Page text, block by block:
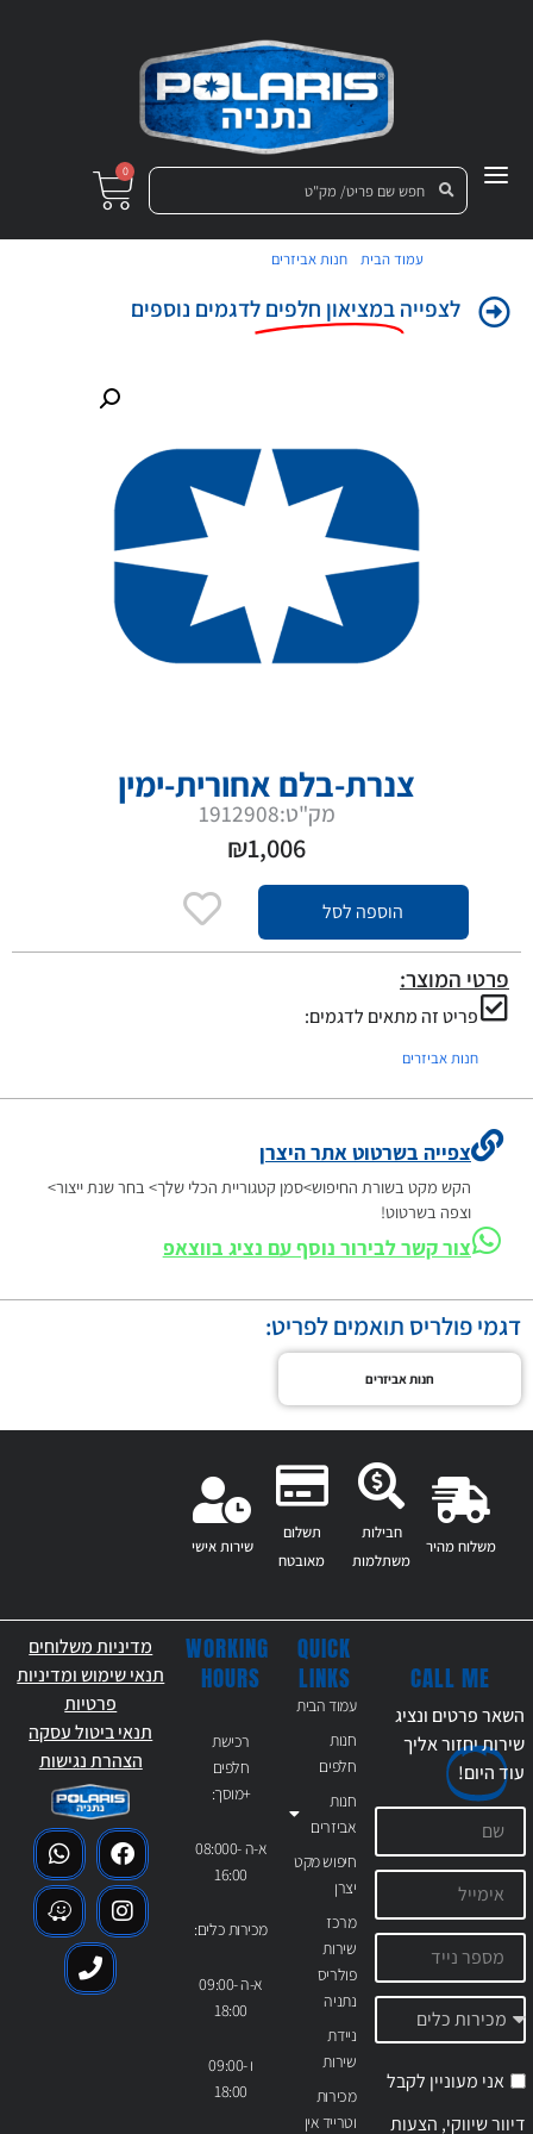
0
עמוד הבית /חנות אביזרים
לצפייהבמציאון חלפים לדגמים נוספים
צנרת-בלם אחורית-ימין
מק"ט:1912908
₪1,006
הוספה לסל
פרטי המוצר:
פריט זה מתאים לדגמים:
חנות אביזרים
צפייה בשרטוט אתר היצרן
הקש מקט בשורת החיפוש>סמן קטגוריית הכלי שלך> בחר שנת ייצור>
וצפה בשרטוט!
צור קשר לבירור נוסף עם נציג בווצאפ
דגמי פולריס תואמים לפריט:
חנות אביזרים
משלוח מהיר
חבילות
משתלמות
תשלום
מאובטח
שירות אישי
QUICK
LINKS
עמוד הבית
חנות
חלפים
חנות
אביזרים
חיפוש מקט
יצרן
מרכז
שירות
פולריס
נתניה
ניידת
שירות
מכירות
וטרייד אין
WORKING
HOURS
רכישת
חלפים
+מוסך:
א-ה 08:000-
16:00
מכירות כלים:
א-ה 09:00-
18:00
ו 09:00-
18:00
CALL ME
השאר פרטים ונציג
שירות יחזור אליך
עודהיום!
אני מעוניין לקבל
דיוור שיווקי, הצעות
מדיניות משלוחים
תנאי שימוש ומדיניות
פרטיות
תנאי ביטול עסקה
הצהרת נגישות